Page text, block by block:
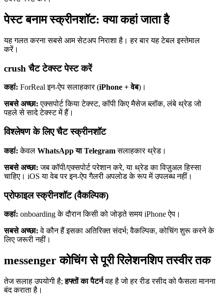
पेस्ट बनाम स्क्रीनशॉट: क्या कहां जाता है
यह गलत करना सबसे आम सेटअप निराशा है। हर बार यह टेबल इस्तेमाल
करें।
crush चैट टेक्स्ट पेस्ट करें
कहां: ForReal इन-ऐप सलाहकार (iPhone + वेब)।
सबसे अच्छा: एक्सपोर्ट किया टेक्स्ट, कॉपी किए मैसेज ब्लॉक, लंबे थ्रेड जो
पहले से सादे टेक्स्ट में हैं।
विश्लेषण के लिए चैट स्क्रीनशॉट
कहां: केवल WhatsApp या Telegramसलाहकार थ्रेड।
सबसे अच्छा: जब कॉपी/एक्सपोर्ट परेशान करे, या थ्रेड का विज़ुअल हिस्सा
चाहिए। iOS या वेब पर इन-ऐप गैलरी अपलोड के रूप में उपलब्ध नहीं।
प्रोफाइल स्क्रीनशॉट (वैकल्पिक)
कहां: onboarding के दौरान किसी को जोड़ते समय iPhone ऐप।
सबसे अच्छा: वे कौन हैं इसका अतिरिक्त संदर्भ; वैकल्पिक, कोचिंग शुरू करने के
लिए जरूरी नहीं।
messenger कोचिंग से पूरी रिलेशनशिप तस्वीर तक
तेज सलाह उपयोगी है;हफ्तों का पैटर्नवह है जो हर रीड रसीद को फैसला मानना
बंद कराता है।